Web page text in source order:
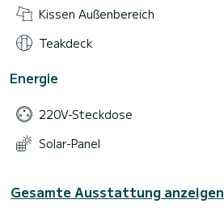
Kissen Außenbereich
Teakdeck
Energie
220V-Steckdose
Solar-Panel
Gesamte Ausstattung anzeigen